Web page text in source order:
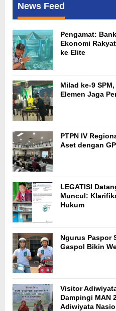
News Feed
Pengamat:
Ekonomi
ke Elite
Milad ke-9
Elemen Jaga
PTPN IV
Aset dengan
LEGATISI
Muncul:
Hukum
Ngurus Paspor
Gaspol Bikin
Visitor
Dampingi MAN
Adiwiyata